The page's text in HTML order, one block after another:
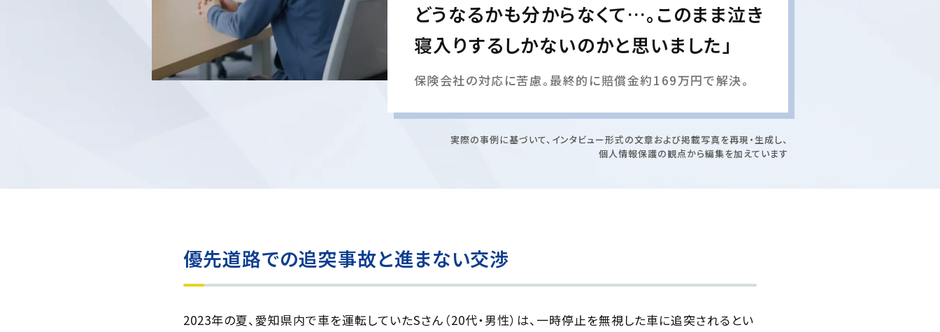
どうなるかも分からなくて…。このまま泣き
寝入りするしかないのかと思いました」
保険会社の対応に苦慮。最終的に賠償金約169万円で解決。
実際の事例に基づいて、インタビュー形式の文章および掲載写真を再現・生成し、
個人情報保護の観点から編集を加えています
優先道路での追突事故と進まない交渉
2023年の夏、愛知県内で車を運転していたSさん（20代・男性）は、一時停止を無視した車に追突されるとい